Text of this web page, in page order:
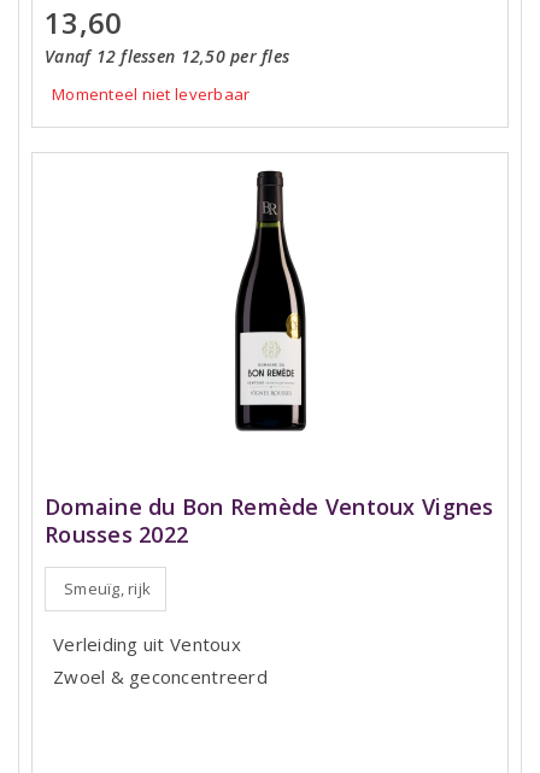
13,60
Vanaf 12 flessen 12,50 per fles
Momenteel niet leverbaar
Domaine du Bon Remède Ventoux Vignes
Rousses 2022
Smeuïg, rijk
Verleiding uit Ventoux
Zwoel & geconcentreerd